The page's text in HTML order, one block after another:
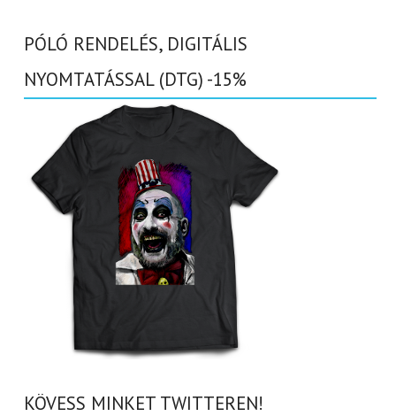
PÓLÓ RENDELÉS, DIGITÁLIS
NYOMTATÁSSAL (DTG) -15%
KÖVESS MINKET TWITTEREN!